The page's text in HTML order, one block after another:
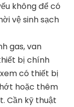
không để có
vệ sinh sạch
gas, van
bị chính
có thiết bị
hoặc thêm
Cần kỹ thuật